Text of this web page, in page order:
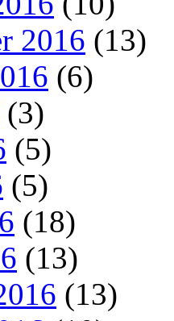
2016 (13)
(6)
(3)
(5)
(5)
(18)
(13)
(13)